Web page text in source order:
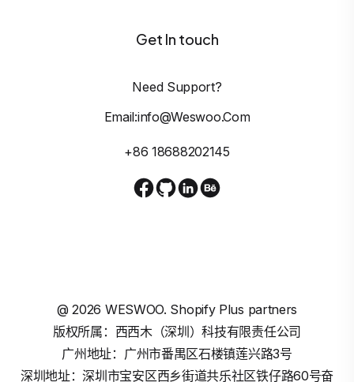
Get In touch
Need Support?
Email:info@weswoo.com
+86 18688202145
@2026 WESWOO. Shopify Plus partners
版权所属：西西木（深圳）科技有限责任公司
广州地址：广州市番禺区石楼镇莲兴路3号
深圳地址：深圳市宝安区西乡街道共乐社区铁仔路60号奋